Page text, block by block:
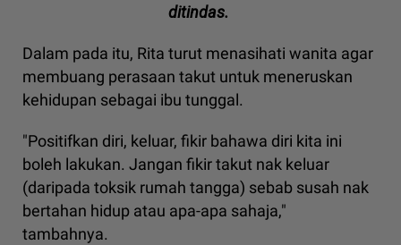
ditindas.
Dalam pada itu, Rita turut menasihati wanita agar
membuang perasaan takut untuk meneruskan
kehidupan sebagai ibu tunggal.
"Positifkan diri, keluar, fikir bahawa diri kita ini
boleh lakukan. Jangan fikir takut nak keluar
(daripada toksik rumah tangga) sebab susah nak
bertahan hidup atau apa-apa sahaja,"
tambahnya.